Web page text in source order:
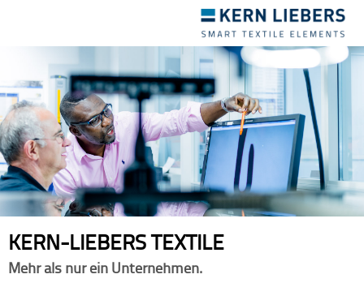
KERN-LIEBERS TEXTILE
Mehr als nur ein Unternehmen.